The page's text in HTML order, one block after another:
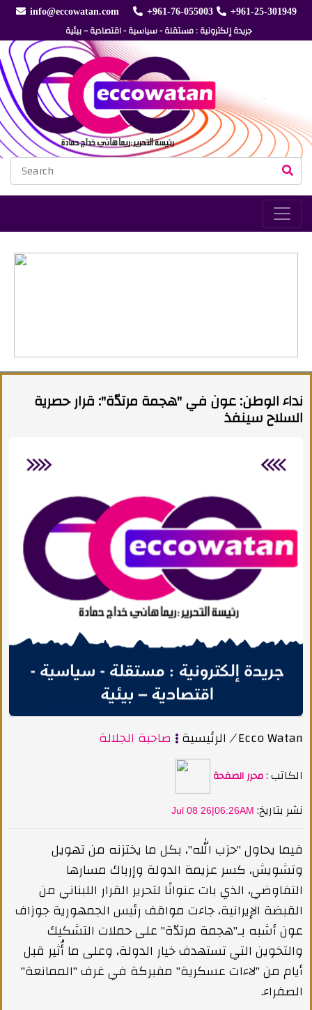
info@eccowatan.com +961-76-055003 +961-25-301949
جريدة إلكترونية : مستقلة - سياسية - اقتصادية – بيئية
نداء الوطن: عون في "هجمة مرتدّة": قرار حصرية
السلاح سينفذ
الرئيسية صاحبة الجلالة /Ecco Watan
الكاتب :محرر الصفحة
Jul 08 26|06:26AM :نشر بتاريخ
فيما يحاول "حزب الله"، بكل ما يختزنه من تهويل
وتشويش، كسر عزيمة الدولة وإرباك مسارها
التفاوضي، الذي بات عنوانًا لتحرير القرار اللبناني من
القبضة الإيرانية، جاءت مواقف رئيس الجمهورية جوزاف
عون أشبه بـ"هجمة مرتدّة" على حملات التشكيك
والتخوين التي تستهدف خيار الدولة، وعلى ما أُثير قبل
أيام من "لاءات عسكرية" مفبركة في غرف "الممانعة"
الصفراء.